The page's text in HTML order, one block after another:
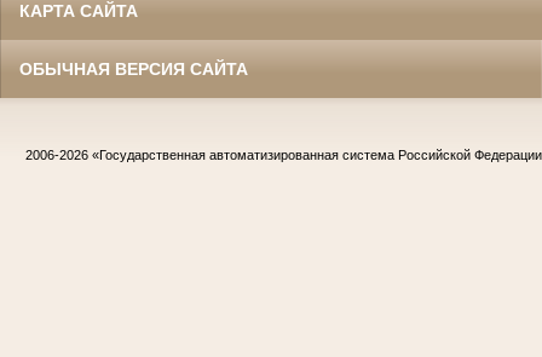
КАРТА САЙТА
ОБЫЧНАЯ ВЕРСИЯ САЙТА
2006-2026 «Государственная автоматизированная система Российской